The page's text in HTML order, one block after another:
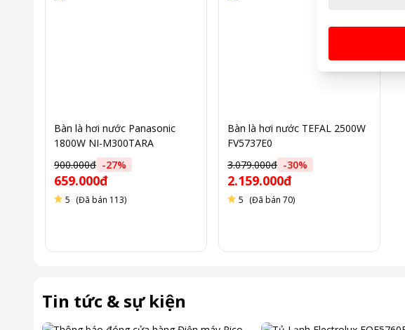
Bàn là hơi nước Panasonic
1800W NI-M300TARA
900.000đ -27%
659.000đ
5 (Đã bán 113)
Bàn là hơi nước TEFAL 2500W
FV5737E0
3.079.000đ -30%
2.159.000đ
5 (Đã bán 70)
Tin tức & sự kiện